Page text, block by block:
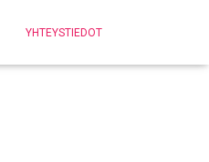
YHTEYSTIEDOT